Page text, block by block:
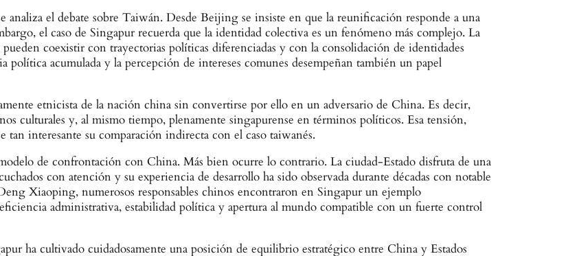
analiza el debate sobre Taiwán. Desde Beijing se insiste en que la reunificación responde a una
el caso de Singapur recuerda que la identidad colectiva es un fenómeno más complejo. La
coexistir con trayectorias políticas diferenciadas y con la consolidación de identidades
política acumulada y la percepción de intereses comunes desempeñan también un papel
etnicista de la nación china sin convertirse por ello en un adversario de China. Es decir,
culturales y, al mismo tiempo, plenamente singapurense en términos políticos. Esa tensión,
interesante su comparación indirecta con el caso taiwanés.
de confrontación con China. Más bien ocurre lo contrario. La ciudad-Estado disfruta de una
con atención y su experiencia de desarrollo ha sido observada durante décadas con notable
Xiaoping, numerosos responsables chinos encontraron en Singapur un ejemplo
administrativa, estabilidad política y apertura al mundo compatible con un fuerte control
ha cultivado cuidadosamente una posición de equilibrio estratégico entre China y Estados